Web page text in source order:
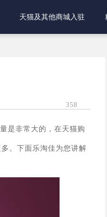
天猫及其他商城入驻
358
是非常大的，在天猫购
。下面乐淘佳为您讲解